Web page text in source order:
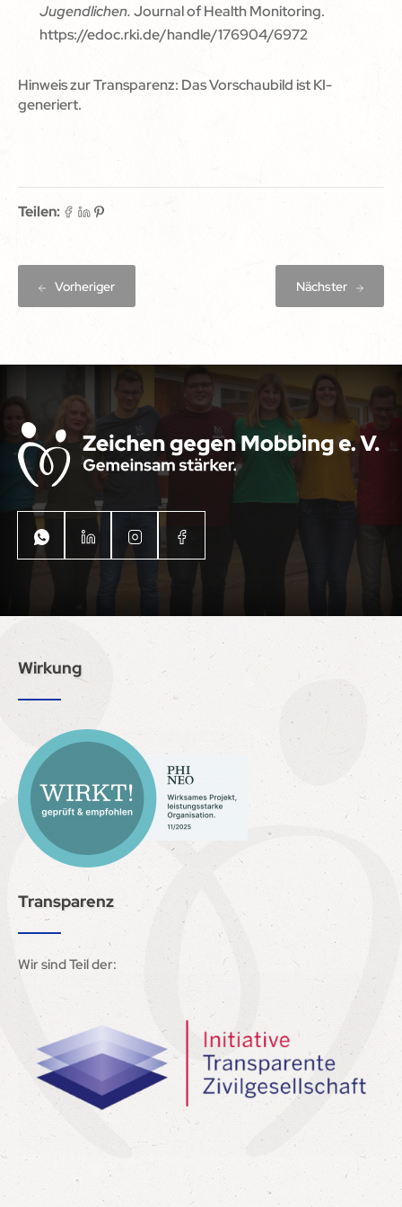
Jugendlichen.Journal of Health Monitoring.
https://edoc.rki.de/handle/176904/6972
Hinweis zur Transparenz: Das Vorschaubild ist KI-
generiert.
Teilen:
Vorheriger Nächster
Wirkung
Transparenz
Wir sind Teil der: